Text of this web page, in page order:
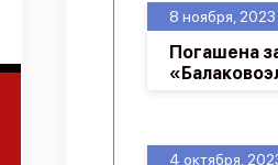
4 октября,
8 ноября, 2023
Погашена